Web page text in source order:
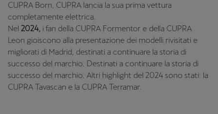
CUPRA Born, CUPRA lancia la sua prima vettura
completamente elettrica.
Nel 2024, i fan della CUPRA Formentor e della CUPRA
Leon gioiscono alla presentazione dei modelli rivisitati e
migliorati di Madrid, destinati a continuare la storia di
successo del marchio. Destinati a continuare la storia di
successo del marchio. Altri highlight del 2024 sono stati: la
CUPRA Tavascan e la CUPRA Terramar.